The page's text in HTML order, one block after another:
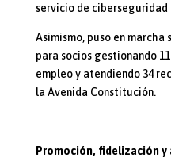
servicio de ciberseguridad
Asimismo, puso en
para socios gestionando
empleo y atendiendo 34
la Avenida Constitución.
Promoción, fidelización